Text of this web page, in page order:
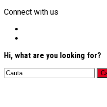
Connect with us
Hi, what are you looking for?